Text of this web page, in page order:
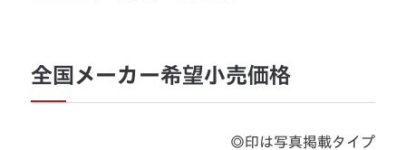
全国メーカー希望小売価格
◎印は写真掲載タイプ